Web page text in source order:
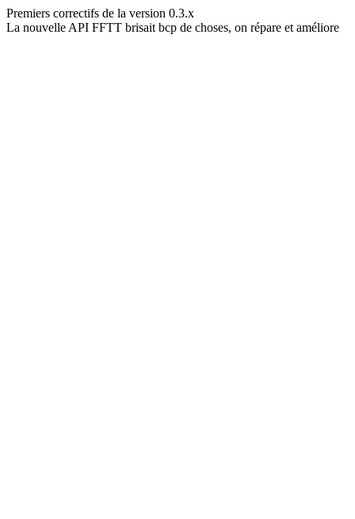
Premiers correctifs de la version 0.3.x
La nouvelle API FFTT brisait bcp de choses, on répare et améliore